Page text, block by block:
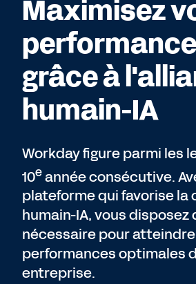
Maximisez
grâce à
humain-IA
Workday figure parmi les
10eannée consécutive.
plateforme qui favorise la
humain-IA, vous disposez
nécessaire pour
performances optimales
entreprise.